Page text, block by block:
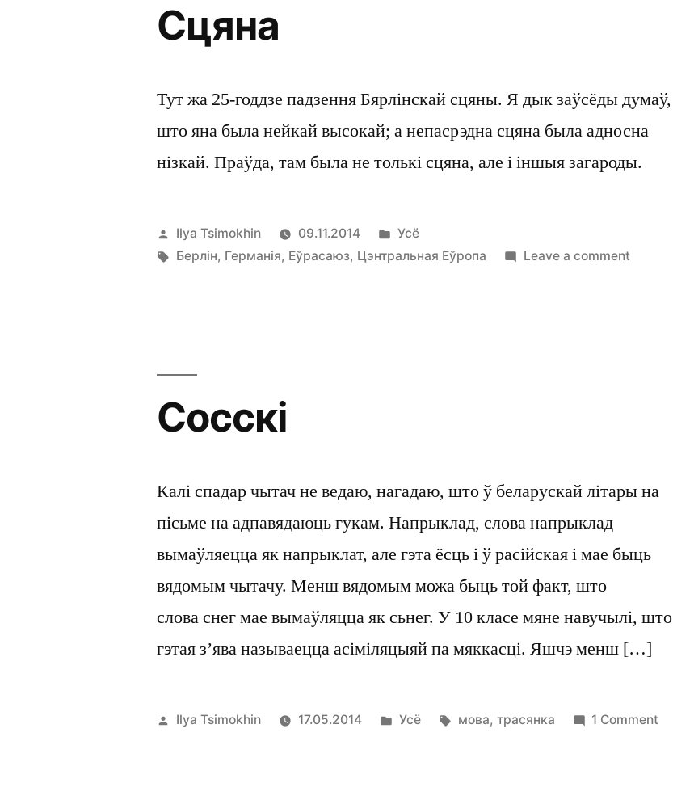
Сцяна
Тут жа 25-годдзе падзення Бярлінскай сцяны. Я дык заўсёды думаў,
што яна была нейкай высокай; а непасрэдна сцяна была адносна
нізкай. Праўда, там была не толькі сцяна, але і іншыя загароды.
Posted
by
Ilya Tsimokhin 09.11.2014
Posted
in
Усё
Tags:
Берлін, Германія, Еўрасаюз, Цэнтральная Еўропа Leave a comment
Сосскі
Калі спадар чытач не ведаю, нагадаю, што ў беларускай літары на
пісьме на адпавядаюць гукам. Напрыклад, слова напрыклад
вымаўляецца як напрыклат, але гэта ёсць і ў расійская і мае быць
вядомым чытачу. Менш вядомым можа быць той факт, што
слова снег мае вымаўляцца як сьнег. У 10 класе мяне навучылі, што
гэтая з’ява называецца асіміляцыяй па мяккасці. Яшчэ менш […]
Posted
Ilya Tsimokhin 17.05.2014
Posted
Усё Tags:
мова, трасянка 1 Comment